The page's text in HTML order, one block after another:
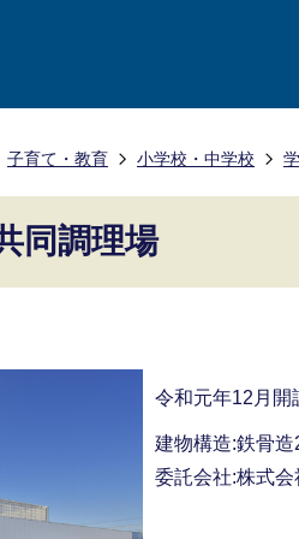
子育て・教育 小学校・中学校
同調理場
令和元年12月開
建物構造:鉄骨造
委託会社:株式会